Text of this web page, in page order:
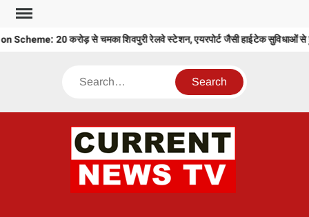
Skip
content20 करोड़ से चमका शिवपुरी रेलवे स्टेशन, एयरपोर्ट जैसी हाईटेक सुविधाओं से
Search